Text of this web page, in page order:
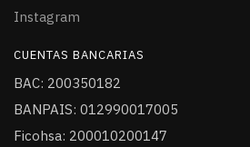
Instagram
CUENTAS BANCARIAS
BAC: 200350182
BANPAIS: 012990017005
Ficohsa: 200010200147